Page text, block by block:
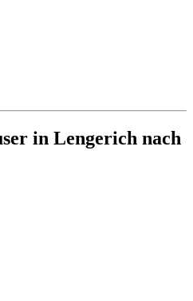
in Lengerich nach